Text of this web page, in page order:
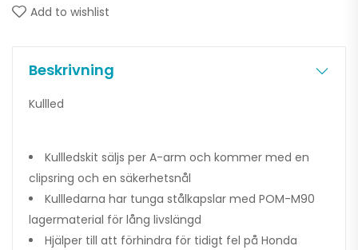
Add to wishlist
Beskrivning
Kullled
Kullledskit säljs per A-arm och kommer med en
clipsring och en säkerhetsnål
Kullledarna har tunga stålkapslar med POM-M90
lagermaterial för lång livslängd
Hjälper till att förhindra för tidigt fel på Honda